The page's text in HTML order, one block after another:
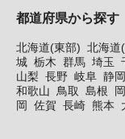
都道府県から探す
北海道(東部) 北海道
城 栃木 群馬 埼玉
山梨 長野 岐阜 静岡
和歌山 鳥取 島根
岡
佐賀 長崎 熊本